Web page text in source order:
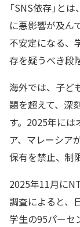
「SNS依存」と
に悪影響が及ん
不安定になる、
存を疑うべき段
海外では、⼦ど
題を超えて、深
す。2025年には
ア、マレーシア
保有を禁止、制
2025年11月に
調査によると、
学生の95パーセ